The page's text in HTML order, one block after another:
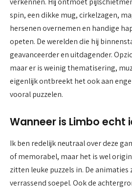
spin, een dikke mug, cirkelzagen,
hersenen overnemen en handige
opeten. De werelden die hij
geavanceerder en uitdagender.
maar er is weinig thematisering,
eigenlijk ontbreekt het ook aan
vooral puzzelen.
Wanneer is Limbo echt
Ik ben redelijk neutraal over deze
of memorabel, maar het is wel
zitten leuke puzzels in. De animaties
verrassend soepel. Ook de